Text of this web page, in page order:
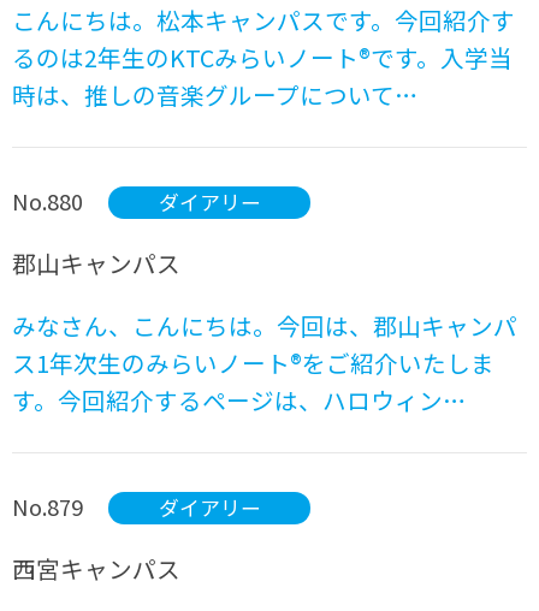
こんにちは。松本キャンパスです。今回紹介す
るのは2年生のKTCみらいノート®です。入学当
時は、推しの音楽グループについて…
No.880 ダイアリー
郡山キャンパス
みなさん、こんにちは。今回は、郡山キャンパ
ス1年次生のみらいノート®をご紹介いたしま
す。今回紹介するページは、ハロウィン…
No.879 ダイアリー
西宮キャンパス